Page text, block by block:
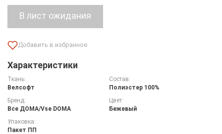
Характеристики
Ткань:
Велсофт
Состав:
Полиэстер 100%
Бренд:
Все ДOMA/Vse DOMA
Цвет:
Бежевый
Упаковка:
Пакет ПП